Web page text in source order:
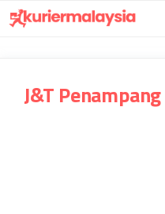
Skip
to
J&T Penampang